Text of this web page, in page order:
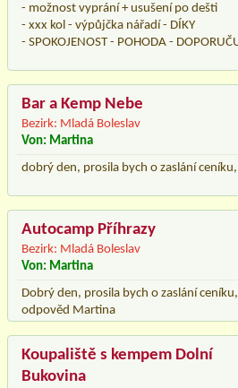
- možnost vyprání + usušení po dešti
- xxx kol - výpůjčka nářadí - DÍKY
- SPOKOJENOST - POHODA -
Bar a Kemp Nebe
Bezirk: Mladá Boleslav
Von: Martina
dobrý den, prosila bych o zaslání
Autocamp Příhrazy
Bezirk: Mladá Boleslav
Von: Martina
Dobrý den, prosila bych o zaslání
odpověd Martina
Koupaliště s kempem Dolní
Bukovina